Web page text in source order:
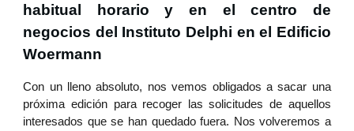
habitual horario y en el centro de
negocios del Instituto Delphi en el Edificio
Woermann
Con un lleno absoluto, nos vemos obligados a sacar una
próxima edición para recoger las solicitudes de aquellos
interesados que se han quedado fuera. Nos volveremos a